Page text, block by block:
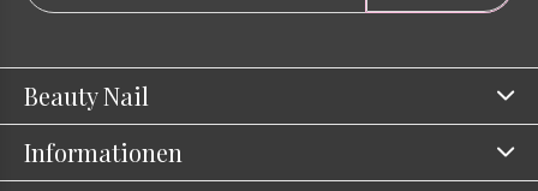
Beauty Nail
Informationen